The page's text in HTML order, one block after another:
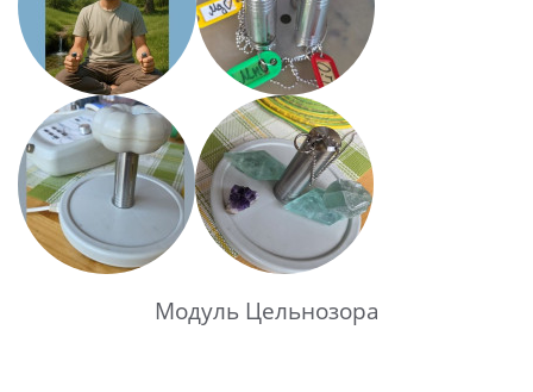
Модуль Цельнозора